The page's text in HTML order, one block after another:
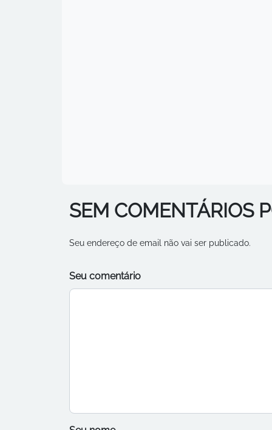
SEM COMENTÁRIOS
Seu endereço de email não vai ser publicado.
Seu comentário